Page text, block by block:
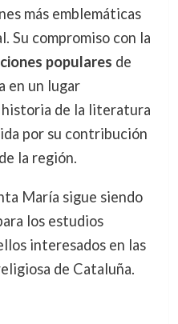
más emblemáticas
Su compromiso con la
populares de
en un lugar
de la literatura
por su contribución
la región.
María sigue siendo
los estudios
interesados en las
de Cataluña.